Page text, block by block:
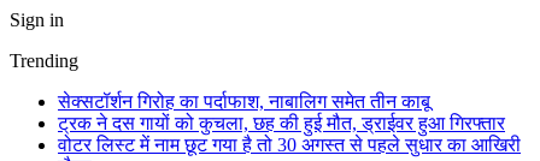
Sign in
Trending
सेक्सटॉर्शन गिरोह का पर्दाफाश, नाबालिग समेत तीन काबू
ट्रक ने दस गायों को कुचला, छह की हुई मौत, ड्राईवर हुआ गिरफ्तार
वोटर लिस्ट में नाम छूट गया है तो 30 अगस्त से पहले सुधार का आखिरी